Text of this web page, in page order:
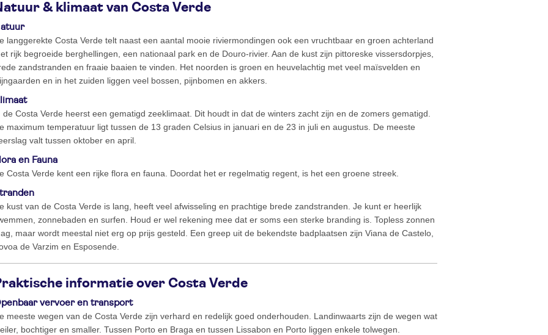
& klimaat van Costa Verde
langgerekte Costa Verde telt naast een aantal mooie riviermondingen ook een vruchtbaar en groen achterland
rijk begroeide berghellingen, een nationaal park en de Douro-rivier. Aan de kust zijn pittoreske vissersdorpjes,
zandstranden en fraaie baaien te vinden. Het noorden is groen en heuvelachtig met veel maïsvelden en
en in het zuiden liggen veel bossen, pijnbomen en akkers.
de Costa Verde heerst een gematigd zeeklimaat. Dit houdt in dat de winters zacht zijn en de zomers gematigd.
maximum temperatuur ligt tussen de 13 graden Celsius in januari en de 23 in juli en augustus. De meeste
valt tussen oktober en april.
en Fauna
Costa Verde kent een rijke flora en fauna. Doordat het er regelmatig regent, is het een groene streek.
kust van de Costa Verde is lang, heeft veel afwisseling en prachtige brede zandstranden. Je kunt er heerlijk
zonnebaden en surfen. Houd er wel rekening mee dat er soms een sterke branding is. Topless zonnen
maar wordt meestal niet erg op prijs gesteld. Een greep uit de bekendste badplaatsen zijn Viana de Castelo,
de Varzim en Esposende.
informatie over Costa Verde
vervoer en transport
meeste wegen van de Costa Verde zijn verhard en redelijk goed onderhouden. Landinwaarts zijn de wegen wat
bochtiger en smaller. Tussen Porto en Braga en tussen Lissabon en Porto liggen enkele tolwegen.